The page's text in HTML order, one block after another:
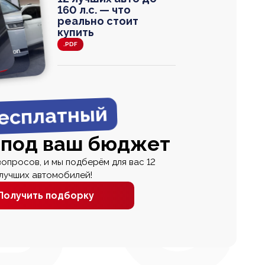
000
160 л.с. — что
реально стоит
купить
.PDF
ваш бюджет
и мы подберём для вас 12
автомобилей!
подборку